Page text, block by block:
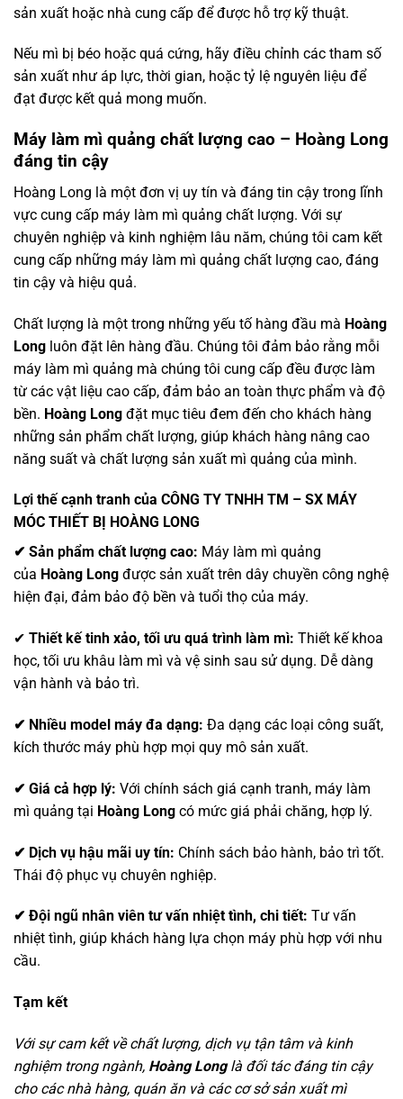
sản xuất hoặc nhà cung cấp để được hỗ trợ kỹ thuật.
Nếu mì bị béo hoặc quá cứng, hãy điều chỉnh các tham số
sản xuất như áp lực, thời gian, hoặc tỷ lệ nguyên liệu để
đạt được kết quả mong muốn.
Máy làm mì quảng chất lượng cao – Hoàng Long
đáng tin cậy
Hoàng Long là một đơn vị uy tín và đáng tin cậy trong lĩnh
vực cung cấp máy làm mì quảng chất lượng. Với sự
chuyên nghiệp và kinh nghiệm lâu năm, chúng tôi cam kết
cung cấp những máy làm mì quảng chất lượng cao, đáng
tin cậy và hiệu quả.
Chất lượng là một trong những yếu tố hàng đầu mà Hoàng
Long luôn đặt lên hàng đầu. Chúng tôi đảm bảo rằng mỗi
máy làm mì quảng mà chúng tôi cung cấp đều được làm
từ các vật liệu cao cấp, đảm bảo an toàn thực phẩm và độ
bền. Hoàng Long đặt mục tiêu đem đến cho khách hàng
những sản phẩm chất lượng, giúp khách hàng nâng cao
năng suất và chất lượng sản xuất mì quảng của mình.
Lợi thế cạnh tranh của CÔNG TY TNHH TM – SX MÁY
MÓC THIẾT BỊ HOÀNG LONG
✔︎ Sản phẩm chất lượng cao: Máy làm mì quảng
của Hoàng Long được sản xuất trên dây chuyền công nghệ
hiện đại, đảm bảo độ bền và tuổi thọ của máy.
✔︎ Thiết kế tinh xảo, tối ưu quá trình làm mì: Thiết kế khoa
học, tối ưu khâu làm mì và vệ sinh sau sử dụng. Dễ dàng
vận hành và bảo trì.
✔︎ Nhiều model máy đa dạng: Đa dạng các loại công suất,
kích thước máy phù hợp mọi quy mô sản xuất.
✔︎ Giá cả hợp lý: Với chính sách giá cạnh tranh, máy làm
mì quảng tại Hoàng Long có mức giá phải chăng, hợp lý.
✔︎ Dịch vụ hậu mãi uy tín: Chính sách bảo hành, bảo trì tốt.
Thái độ phục vụ chuyên nghiệp.
✔︎ Đội ngũ nhân viên tư vấn nhiệt tình, chi tiết: Tư vấn
nhiệt tình, giúp khách hàng lựa chọn máy phù hợp với nhu
cầu.
Tạm kết
Với sự cam kết về chất lượng, dịch vụ tận tâm và kinh
nghiệm trong ngành, Hoàng Longlà đối tác đáng tin cậy
cho các nhà hàng, quán ăn và các cơ sở sản xuất mì